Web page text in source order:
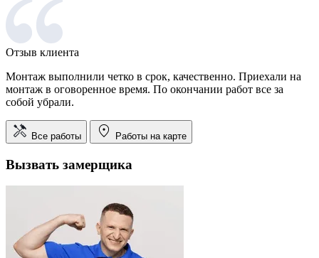
Отзыв клиента
Монтаж выполнили четко в срок, качественно. Приехали на
монтаж в оговоренное время. По окончании работ все за
собой убрали.
Все работы Работы на карте
Вызвать замерщика